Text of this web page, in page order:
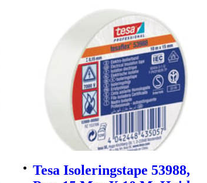
Tesa Isoleringstape 53988,